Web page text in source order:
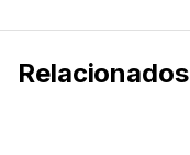
Relacionados